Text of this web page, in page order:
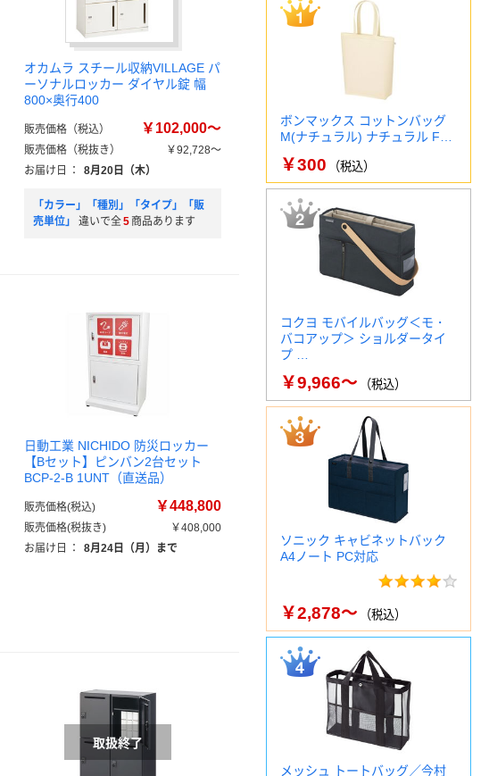
オカムラ スチール収納VILLAGE パ
ーソナルロッカー ダイヤル錠 幅
800×奥行400
販売価格（税込） ￥102,000～
販売価格（税抜き）
￥92,728～
お届け日
： 8月20日（木）
「カラー」「種別」「タイプ」「販
売単位」
違いで全5 商品あります
日動工業 NICHIDO 防災ロッカー
【Bセット】ピンバン2台セット
BCP-2-B 1UNT（直送品）
販売価格(税込) ￥448,800
販売価格(税抜き)
￥408,000
お届け日
： 8月24日（月）まで
ボンマックス コットンバッグ
M(ナチュラル) ナチュラル F…
￥300 （税込）
コクヨ モバイルバッグ＜モ・
バコアップ＞ ショルダータイ
プ …
￥9,966～ （税込）
ソニック キャビネットバック
A4ノート PC対応
￥2,878～ （税込）
メッシュ トートバッグ／今村